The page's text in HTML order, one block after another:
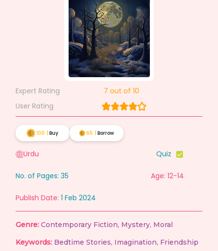
Expert Rating 7 out of 10
User Rating
100 Buy 65 Borrow
Urdu Quiz
No. of Pages: 35 Age: 12-14
Publish Date: 1 Feb 2024
Genre: Contemporary Fiction, Mystery, Moral
Keywords: Bedtime Stories, Imagination, Friendship